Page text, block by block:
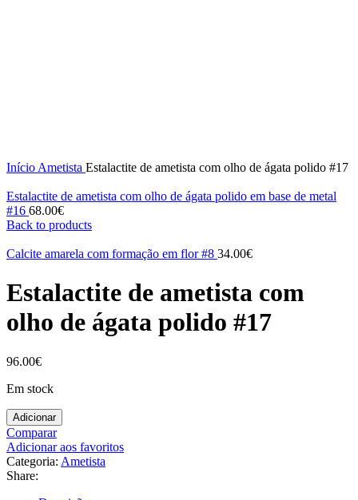
Início Ametista Estalactite de ametista com olho de ágata polido #17
Estalactite de ametista com olho de ágata polido em base de metal
#16 68.00€
Back to products
Calcite amarela com formação em flor #8 34.00€
Estalactite de ametista com
olho de ágata polido #17
96.00€
Em stock
Adicionar
Comparar
Adicionar aos favoritos
Categoria: Ametista
Share: